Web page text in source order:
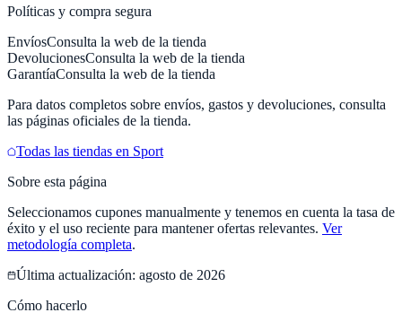
Políticas y compra segura
EnvíosConsulta la web de la tienda
DevolucionesConsulta la web de la tienda
GarantíaConsulta la web de la tienda
Para datos completos sobre envíos, gastos y devoluciones, consulta
las páginas oficiales de la tienda.
Todas las tiendas en Sport
Sobre esta página
Seleccionamos cupones manualmente y tenemos en cuenta la tasa de
éxito y el uso reciente para mantener ofertas relevantes. Ver
metodología completa.
Última actualización: agosto de 2026
Cómo hacerlo